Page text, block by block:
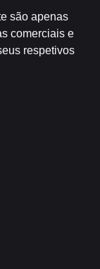
são apenas
comerciais e
respetivos